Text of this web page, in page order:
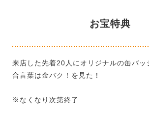
お宝特典
来店した先着20人にオリジナルの缶バッ
合言葉は金バク！を見た！
※なくなり次第終了